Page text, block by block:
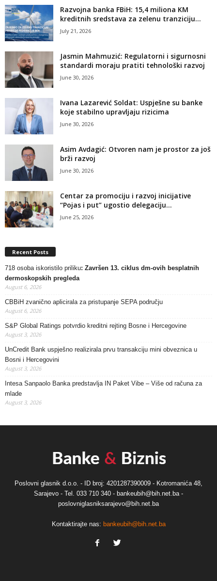
Razvojna banka FBiH: 15,4 miliona KM
kreditnih sredstava za zelenu tranziciju...
July 21, 2026
Jasmin Mahmuzić: Regulatorni i sigurnosni
standardi moraju pratiti tehnološki razvoj
June 30, 2026
Ivana Lazarević Soldat: Uspješne su banke
koje stabilno upravljaju rizicima
June 30, 2026
Asim Avdagić: Otvoren nam je prostor za još
brži razvoj
June 30, 2026
Centar za promociju i razvoj inicijative
“Pojas i put” ugostio delegaciju...
June 25, 2026
Recent Posts
718 osoba iskoristilo priliku: Završen 13. ciklus dm-ovih besplatnih
dermoskopskih pregleda
August 6, 2026
CBBiH zvanično aplicirala za pristupanje SEPA području
August 6, 2026
S&P Global Ratings potvrdio kreditni rejting Bosne i Hercegovine
August 3, 2026
UnCredit Bank uspješno realizirala prvu transakciju mini obveznica u
Bosni i Hercegovini
August 3, 2026
Intesa Sanpaolo Banka predstavlja IN Paket Vibe – Više od računa za
mlade
August 3, 2026
Poslovni glasnik d.o.o. - ID broj: 4201287390009 - Kotromanića 48,
Sarajevo - Tel. 033 710 340 - bankeubih@bih.net.ba -
poslovniglasniksarajevo@bih.net.ba
Kontaktirajte nas: bankeubih@bih.net.ba